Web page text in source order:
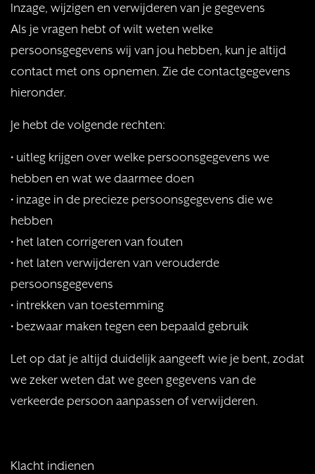
Inzage, wijzigen en verwijderen van je gegevens
Als je vragen hebt of wilt weten welke
persoonsgegevens wij van jou hebben, kun je altijd
contact met ons opnemen. Zie de contactgegevens
hieronder.
Je hebt de volgende rechten:
• uitleg krijgen over welke persoonsgegevens we
hebben en wat we daarmee doen
• inzage in de precieze persoonsgegevens die we
hebben
• het laten corrigeren van fouten
• het laten verwijderen van verouderde
persoonsgegevens
• intrekken van toestemming
• bezwaar maken tegen een bepaald gebruik
Let op dat je altijd duidelijk aangeeft wie je bent, zodat
we zeker weten dat we geen gegevens van de
verkeerde persoon aanpassen of verwijderen.
Klacht indienen